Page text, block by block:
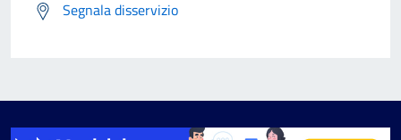
Segnala disservizio